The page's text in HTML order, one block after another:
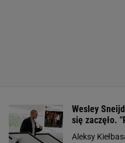
Wesley
się zaczęło.
Aleksy